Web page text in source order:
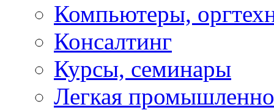
Компьютеры,
Консалтинг
Курсы, семинары
Легкая